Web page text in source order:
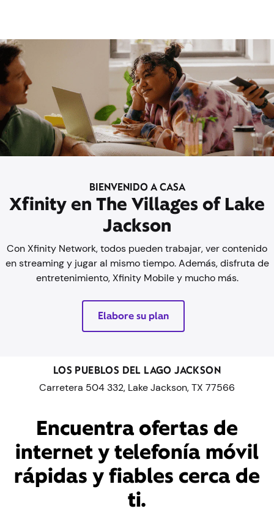
BIENVENIDO A CASA
Xfinity en The Villages of Lake
Jackson
Con Xfinity Network, todos pueden trabajar, ver contenido
en streaming y jugar al mismo tiempo. Además, disfruta de
entretenimiento, Xfinity Mobile y mucho más.
Elabore su plan
LOS PUEBLOS DEL LAGO JACKSON
Carretera 504 332, Lake Jackson, TX 77566
Encuentra ofertas de
internet y telefonía móvil
rápidas y fiables cerca de
ti.